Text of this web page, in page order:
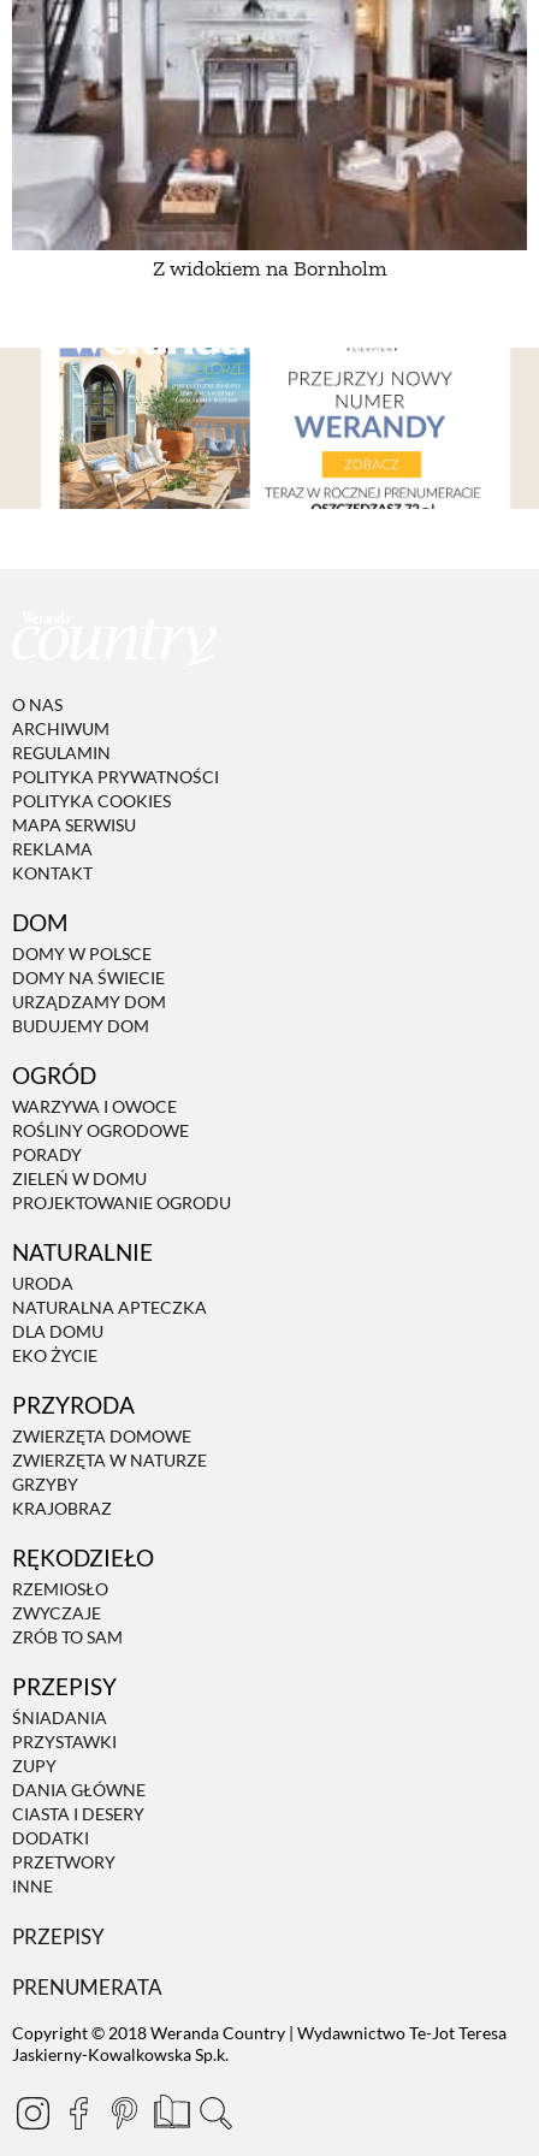
Z widokiem na Bornholm
O NAS
ARCHIWUM
REGULAMIN
POLITYKA PRYWATNOŚCI
POLITYKA COOKIES
MAPA SERWISU
REKLAMA
KONTAKT
DOM
DOMY W POLSCE
DOMY NA ŚWIECIE
URZĄDZAMY DOM
BUDUJEMY DOM
OGRÓD
WARZYWA I OWOCE
ROŚLINY OGRODOWE
PORADY
ZIELEŃ W DOMU
PROJEKTOWANIE OGRODU
NATURALNIE
URODA
NATURALNA APTECZKA
DLA DOMU
EKO ŻYCIE
PRZYRODA
ZWIERZĘTA DOMOWE
ZWIERZĘTA W NATURZE
GRZYBY
KRAJOBRAZ
RĘKODZIEŁO
RZEMIOSŁO
ZWYCZAJE
ZRÓB TO SAM
PRZEPISY
ŚNIADANIA
PRZYSTAWKI
ZUPY
DANIA GŁÓWNE
CIASTA I DESERY
DODATKI
PRZETWORY
INNE
PRZEPISY
PRENUMERATA
Copyright © 2018 Weranda Country | Wydawnictwo Te-Jot Teresa
Jaskierny-Kowalkowska Sp.k.
PRZETWORY
INNE